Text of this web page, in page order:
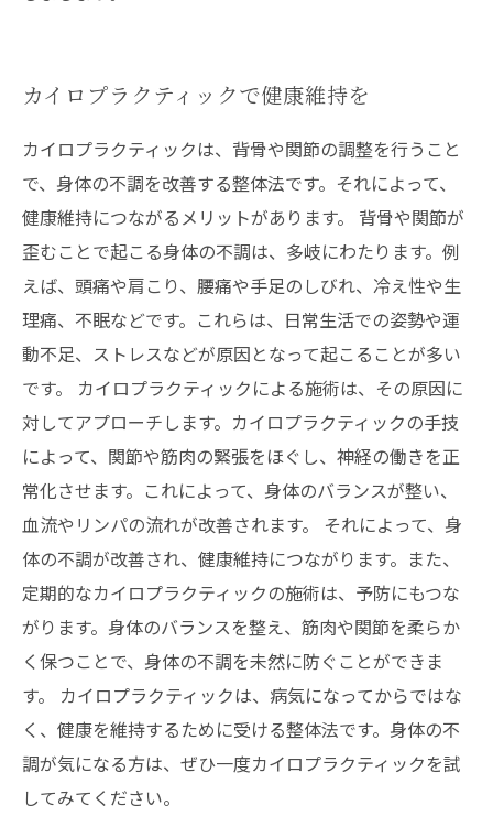
カイロプラクティックで健康維持を
カイロプラクティックは、背骨や関節の調整を行うこと
で、身体の不調を改善する整体法です。それによって、
健康維持につながるメリットがあります。 背骨や関節が
歪むことで起こる身体の不調は、多岐にわたります。例
えば、頭痛や肩こり、腰痛や手足のしびれ、冷え性や生
理痛、不眠などです。これらは、日常生活での姿勢や運
動不足、ストレスなどが原因となって起こることが多い
です。 カイロプラクティックによる施術は、その原因に
対してアプローチします。カイロプラクティックの手技
によって、関節や筋肉の緊張をほぐし、神経の働きを正
常化させます。これによって、身体のバランスが整い、
血流やリンパの流れが改善されます。 それによって、身
体の不調が改善され、健康維持につながります。また、
定期的なカイロプラクティックの施術は、予防にもつな
がります。身体のバランスを整え、筋肉や関節を柔らか
く保つことで、身体の不調を未然に防ぐことができま
す。 カイロプラクティックは、病気になってからではな
く、健康を維持するために受ける整体法です。身体の不
調が気になる方は、ぜひ一度カイロプラクティックを試
してみてください。